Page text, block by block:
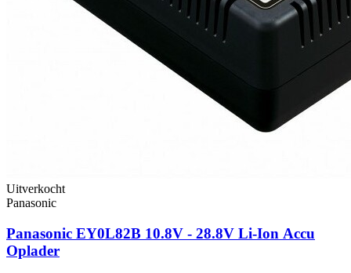
Uitverkocht
Panasonic
Panasonic EY0L82B 10.8V - 28.8V Li-Ion Accu
Oplader